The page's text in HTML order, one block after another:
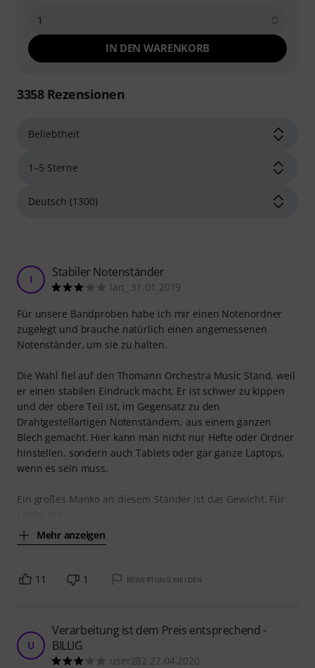
1
IN DEN WARENKORB
3358Rezensionen
I Stabiler Notenständer
Ian_ 31.01.2019
Für unsere Bandproben habe ich mir einen Notenordner
zugelegt und brauche natürlich einen angemessenen
Notenständer, um sie zu halten.
Die Wahl fiel auf den Thomann Orchestra Music Stand, weil
er einen stabilen Eindruck macht. Er ist schwer zu kippen
und der obere Teil ist, im Gegensatz zu den
Drahtgestellartigen Notenständern, aus einem ganzen
Blech gemacht. Hier kann man nicht nur Hefte oder Ordner
hinstellen, sondern auch Tablets oder gar ganze Laptops,
wenn es sein muss.
Ein großes Manko an diesem Ständer ist das Gewicht. Für
Mehr anzeigen
11 1 BEWERTUNG MELDEN
U
Verarbeitung ist dem Preis entsprechend -
BILLIG
user282 27.04.2020